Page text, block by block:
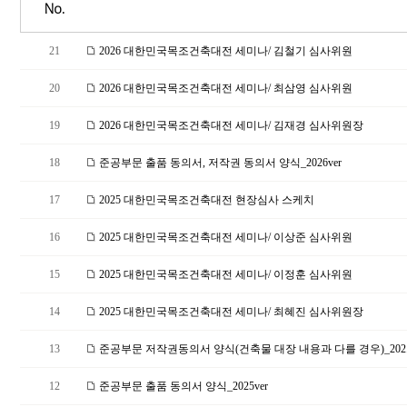
No.
21 2026 대한민국목조건축대전 세미나/ 김철기 심사위원
20 2026 대한민국목조건축대전 세미나/ 최삼영 심사위원
19 2026 대한민국목조건축대전 세미나/ 김재경 심사위원장
18 준공부문 출품 동의서, 저작권 동의서 양식_2026ver
17 2025 대한민국목조건축대전 현장심사 스케치
16 2025 대한민국목조건축대전 세미나/ 이상준 심사위원
15 2025 대한민국목조건축대전 세미나/ 이정훈 심사위원
14 2025 대한민국목조건축대전 세미나/ 최혜진 심사위원장
13 준공부문 저작권동의서 양식(건축물 대장 내용과 다를 경우
12 준공부문 출품 동의서 양식_2025ver